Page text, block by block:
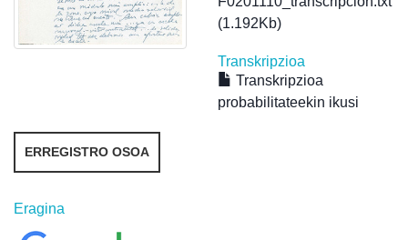
(1.192Kb)
Transkripzioa
Transkripzioa
probabilitateekin ikusi
ERREGISTRO OSOA
Eragina